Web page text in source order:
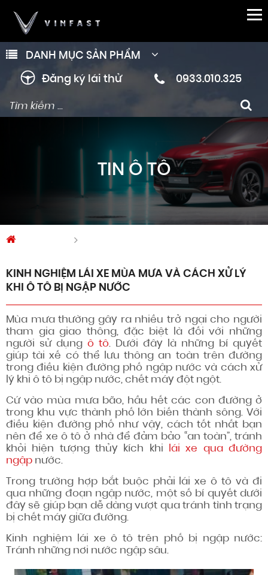
DANH MỤC SẢN PHẨM
Đăng ký lái thử 0933.010.325
TIN Ô TÔ
KINH NGHIỆM LÁI XE MÙA MƯA VÀ CÁCH XỬ LÝ
KHI Ô TÔ BỊ NGẬP NƯỚC
Mùa mưa thường gây ra nhiều trở ngại cho người
tham gia giao thông, đặc biệt là đối với những
người sử dụng ô tô. Dưới đây là những bí quyết
giúp tài xế có thể lưu thông an toàn trên đường
trong điều kiện đường phố ngập nước và cách xử
lý khi ô tô bị ngập nước, chết máy đột ngột.
Cứ vào mùa mưa bão, hầu hết các con đường ở
trong khu vực thành phố lớn biến thành sông. Với
điều kiện đường phố như vậy, cách tốt nhất bạn
nên để xe ô tô ở nhà để đảm bảo “an toàn”, tránh
khỏi hiện tượng thủy kích khi lái xe qua đường
ngập nước.
Trong trường hợp bắt buộc phải lái xe ô tô và đi
qua những đoạn ngập nước, một số bí quyết dưới
đây sẽ giúp bạn dễ dàng vượt qua tránh tình trạng
bị chết máy giữa đường.
Kinh nghiệm lái xe ô tô trên phố bị ngập nước:
Tránh những nơi nước ngập sâu.